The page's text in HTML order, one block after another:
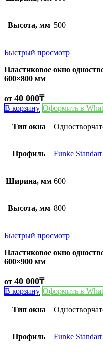
Высота, мм 500
Быстрый просмотр
Пластиковое окно
600×800 мм
от 40 000₸
В корзину Оформить в
Тип окна
Профиль Funke
Ширина, мм 600
Высота, мм 800
Быстрый просмотр
Пластиковое окно
600×900 мм
от 40 000₸
В корзину Оформить в
Тип окна
Профиль Funke